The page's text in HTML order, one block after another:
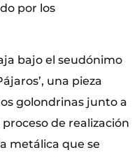
por los
bajo el seudónimo
una pieza
golondrinas junto a
de realización
metálica que se